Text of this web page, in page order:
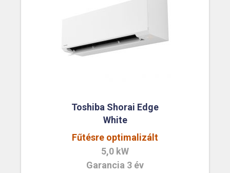
Toshiba Shorai Edge
White
Fűtésre optimalizált
5,0 kW
Garancia 3 év